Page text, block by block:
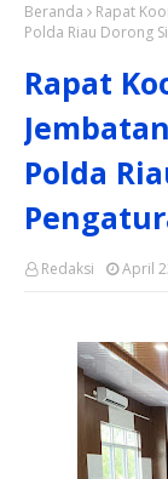
Saat Puluhan
Info Lalu
Beranda
Rapat
Polda Riau Dorong
Rapat
Polda
Redaksi April